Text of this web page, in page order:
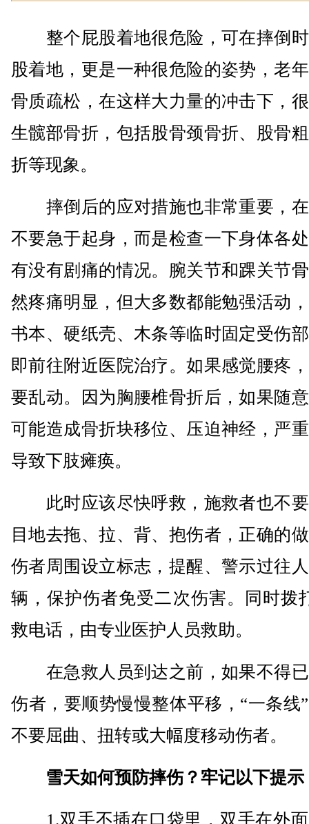
整个屁股着地很危险，可在摔倒
股着地，更是一种很危险的姿势，老
骨质疏松，在这样大力量的冲击下，
生髋部骨折，包括股骨颈骨折、股骨
折等现象。
摔倒后的应对措施也非常重要，
不要急于起身，而是检查一下身体各
有没有剧痛的情况。腕关节和踝关节
然疼痛明显，但大多数都能勉强活动
书本、硬纸壳、木条等临时固定受伤
即前往附近医院治疗。如果感觉腰疼
要乱动。因为胸腰椎骨折后，如果随
可能造成骨折块移位、压迫神经，严
导致下肢瘫痪。
此时应该尽快呼救，施救者也不
目地去拖、拉、背、抱伤者，正确的
伤者周围设立标志，提醒、警示过往
辆，保护伤者免受二次伤害。同时拨
救电话，由专业医护人员救助。
在急救人员到达之前，如果不得
伤者，要顺势慢慢整体平移，“一条线
不要屈曲、扭转或大幅度移动伤者。
雪天如何预防摔伤？牢记以下提示
1.双手不插在口袋里，双手在外面